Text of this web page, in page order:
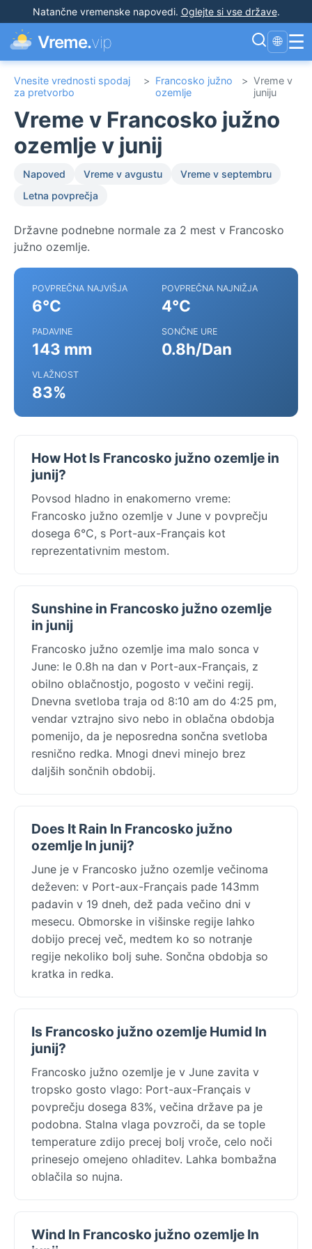
Natančne vremenske napovedi. Oglejte si vse države.
Vreme.vip 🌐 ☰
Vnesite vrednosti spodaj
za pretvorbo
> Francosko južno
ozemlje
> Vreme v
juniju
Vreme v Francosko južno
ozemlje v junij
Napoved Vreme v avgustu
Vreme v septembru
Letna povprečja
Državne podnebne normale za 2 mest v Francosko
južno ozemlje.
POVPREČNA NAJVIŠJA
6°C
POVPREČNA NAJNIŽJA
4°C
PADAVINE
143 mm
SONČNE URE
0.8h/Dan
VLAŽNOST
83%
How Hot Is Francosko južno ozemlje in
junij?
Povsod hladno in enakomerno vreme:
Francosko južno ozemlje v June v povprečju
dosega 6°C, s Port-aux-Français kot
reprezentativnim mestom.
Sunshine in Francosko južno ozemlje
in junij
Francosko južno ozemlje ima malo sonca v
June: le 0.8h na dan v Port-aux-Français, z
obilno oblačnostjo, pogosto v večini regij.
Dnevna svetloba traja od 8:10 am do 4:25 pm,
vendar vztrajno sivo nebo in oblačna obdobja
pomenijo, da je neposredna sončna svetloba
resnično redka. Mnogi dnevi minejo brez
daljših sončnih obdobij.
Does It Rain In Francosko južno
ozemlje In junij?
June je v Francosko južno ozemlje večinoma
deževen: v Port-aux-Français pade 143mm
padavin v 19 dneh, dež pada večino dni v
mesecu. Obmorske in višinske regije lahko
dobijo precej več, medtem ko so notranje
regije nekoliko bolj suhe. Sončna obdobja so
kratka in redka.
Is Francosko južno ozemlje Humid In
junij?
Francosko južno ozemlje je v June zavita v
tropsko gosto vlago: Port-aux-Français v
povprečju dosega 83%, večina države pa je
podobna. Stalna vlaga povzroči, da se tople
temperature zdijo precej bolj vroče, celo noči
prinesejo omejeno ohladitev. Lahka bombažna
oblačila so nujna.
Wind In Francosko južno ozemlje In